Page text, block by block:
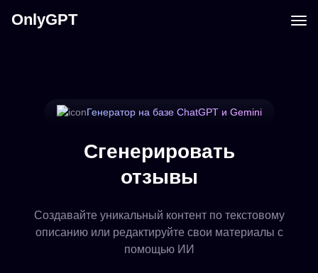
OnlyGPT
Генератор на базе ChatGPT и Gemini
Сгенерировать
отзывы
Создавайте уникальный контент по текстовому
описанию или редактируйте свои материалы с
помощью ИИ